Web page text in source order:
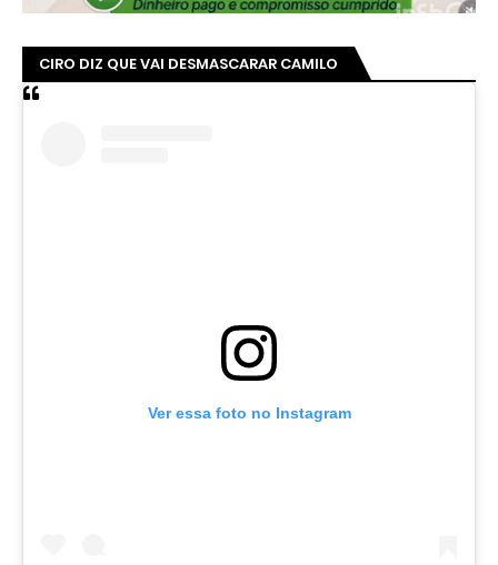
CIRO DIZ QUE VAI DESMASCARAR CAMILO
Ver essa foto no Instagram